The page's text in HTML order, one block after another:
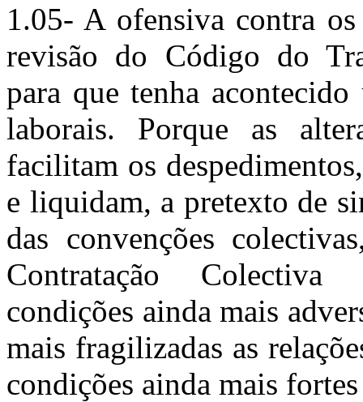
1.05- A ofensiva contra
revisão do Código do
para que tenha
laborais. Porque as
facilitam os
e liquidam, a pretexto de
das convenções
Contratação Colectiva
condições ainda mais
mais fragilizadas as
condições ainda mais